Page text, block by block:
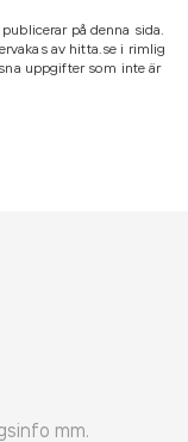
på denna sida.
av hitta.se i rimlig
uppgifter som inte är
mm.